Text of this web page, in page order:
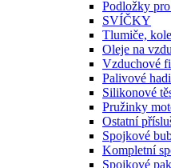
Podložky
SVÍČKY
Tlumiče,
Oleje na
Vzduchové
Palivové
Silikonové
Pružinky
Ostatní
Spojkové
Kompletní
Spojkové